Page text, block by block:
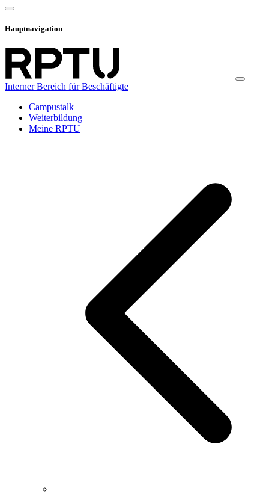
Hauptnavigation
Interner Bereich für Beschäftigte
Campustalk
Weiterbildung
Meine RPTU